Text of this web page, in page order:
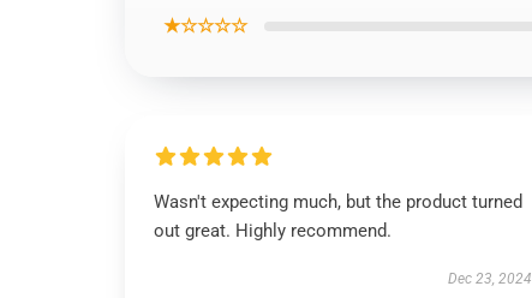
★☆☆☆☆
Wasn't expecting much, but the product turned
out great. Highly recommend.
Dec 23, 2024